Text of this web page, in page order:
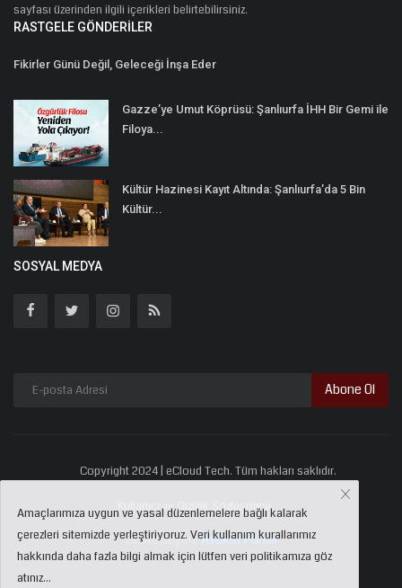
sayfası üzerinden ilgili içerikleri belirtebilirsiniz.
RASTGELE GÖNDERILER
Fikirler Günü Değil, Geleceği İnşa Eder
Gazze’ye Umut Köprüsü: Şanlıurfa İHH Bir Gemi ile
Filoya...
Kültür Hazinesi Kayıt Altında: Şanlıurfa’da 5 Bin
Kültür...
SOSYAL MEDYA
Abone Ol
Copyright 2024 | eCloud Tech. Tüm hakları saklıdır.
Kullanıcı ve Gizlilik Sözleşmesi
Destekleyen:Avukat Portal
Amaçlarımıza uygun ve yasal düzenlemelere bağlı kalarak
çerezleri sitemizde yerleştiriyoruz. Veri kullanım kurallarımız
hakkında daha fazla bilgi almak için lütfen veri politikamıza göz
atınız...